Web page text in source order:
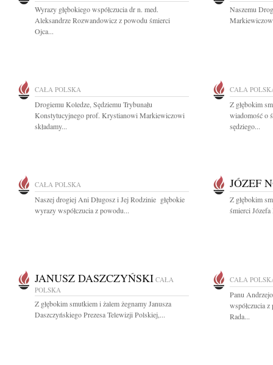
Wyrazy głębokiego współczucia dr n. med.
Aleksandrze Rozwandowicz z powodu śmierci
Ojca...
Naszemu
CAŁA POLSKA
Drogiemu Koledze, Sędziemu Trybunału
Konstytucyjnego prof. Krystianowi Markiewiczowi
składamy...
CAŁA
Z głębokim
wiadomość o
sędziego...
CAŁA POLSKA
Naszej drogiej Ani Długosz i Jej Rodzinie głębokie
wyrazy współczucia z powodu...
JÓZEF
Z głębokim
śmierci
JANUSZ DASZCZYŃSKI CAŁA
POLSKA
Z głębokim smutkiem i żalem żegnamy Janusza
Daszczyńskiego Prezesa Telewizji Polskiej,...
CAŁA
Panu
współczucia
Rada...